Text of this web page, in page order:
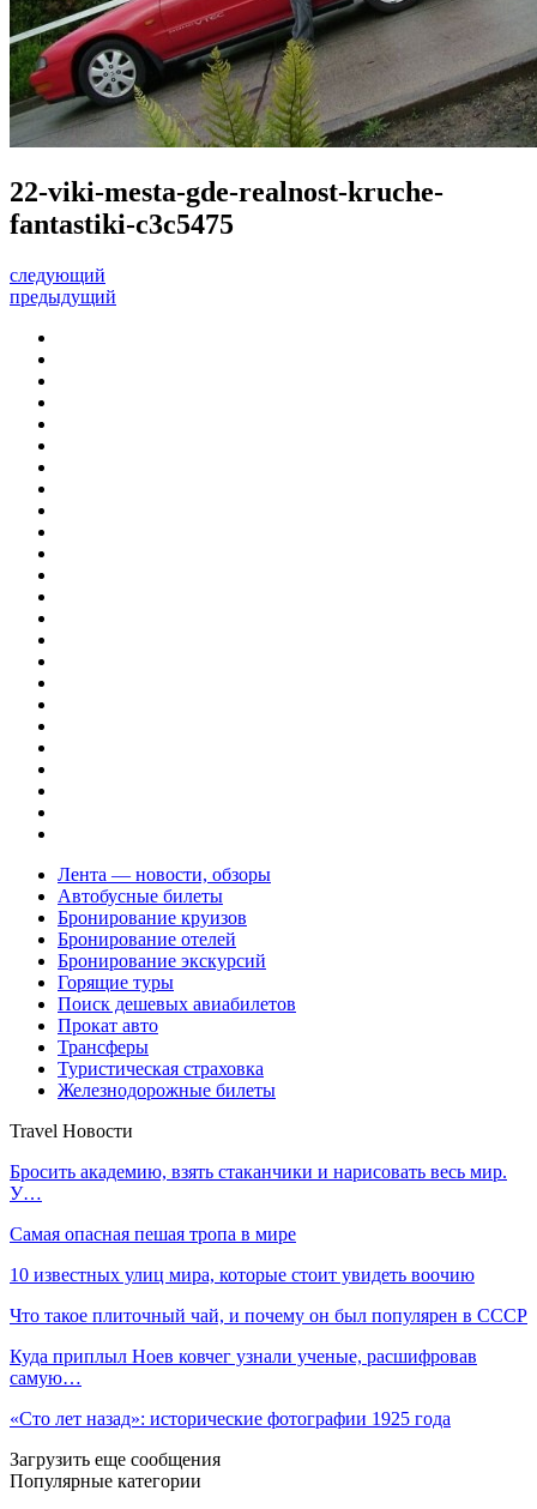
22-viki-mesta-gde-realnost-kruche-
fantastiki-c3c5475
следующий
предыдущий
Лента — новости, обзоры
Автобусные билеты
Бронирование круизов
Бронирование отелей
Бронирование экскурсий
Горящие туры
Поиск дешевых авиабилетов
Прокат авто
Трансферы
Туристическая страховка
Железнодорожные билеты
Travel Новости
Бросить академию, взять стаканчики и нарисовать весь мир.
У…
Самая опасная пешая тропа в мире
10 известных улиц мира, которые стоит увидеть воочию
Что такое плиточный чай, и почему он был популярен в СССР
Куда приплыл Ноев ковчег узнали ученые, расшифровав
самую…
«Сто лет назад»: исторические фотографии 1925 года
Загрузить еще сообщения
Популярные категории